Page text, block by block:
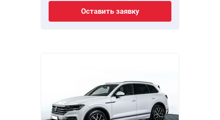
Оставить заявку